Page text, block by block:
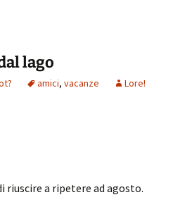
lago
amici, vacanze Lore!
a ripetere ad agosto.